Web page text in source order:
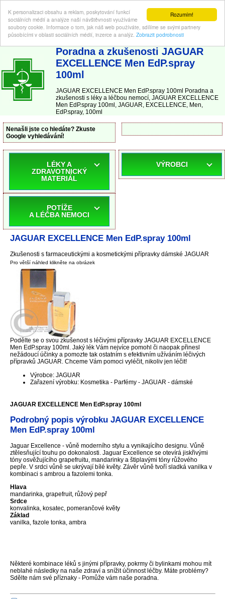
Rozumím!
K personalizaci obsahu a reklam, poskytování funkcí
sociálních médií a analýze naší návštěvnosti využíváme
soubory cookie. Informace o tom, jak náš web používáte, sdílíme se svými partnery
působícími v oblasti sociálních médií, inzerce a analýz. Zobrazit podrobnosti
ABC-LEKARNA.cz | Poradna a zkušenosti s léky a léčbou nemocí
Poradna a zkušenosti JAGUAR
EXCELLENCE Men EdP.spray
100ml
JAGUAR EXCELLENCE Men EdP.spray 100ml Poradna a
zkušenosti s léky a léčbou nemocí, JAGUAR EXCELLENCE
Men EdP.spray 100ml, JAGUAR, EXCELLENCE, Men,
EdP.spray, 100ml
Nenašli jste co hledáte? Zkuste
Google vyhledávání!
LÉKY A
ZDRAVOTNICKÝ
MATERIÁL
POTÍŽE
A LÉČBA NEMOCI
VÝROBCI
JAGUAR EXCELLENCE Men EdP.spray 100ml
Zkušenosti s farmaceutickými a kosmetickými přípravky dámské JAGUAR
Pro větší náhled klikněte na obrázek
Podělte se o svou zkušenost s léčivými přípravky JAGUAR EXCELLENCE
Men EdP.spray 100ml. Jaký lék Vám nejvíce pomohl či naopak přinesl
nežádoucí účinky a pomozte tak ostatním s efektivním užíváním léčivých
přípravků JAGUAR. Chceme Vám pomoci vyléčit, nikoliv jen léčit!
Výrobce: JAGUAR
Zařazení výrobku: Kosmetika - Parfémy - JAGUAR - dámské
JAGUAR EXCELLENCE Men EdP.spray 100ml
Podrobný popis výrobku JAGUAR EXCELLENCE
Men EdP.spray 100ml
Jaguar Excellence - vůně moderního stylu a vynikajícího designu. Vůně
ztělesňující touhu po dokonalosti. Jaguar Excellence se otevírá jiskřivými
tóny osvěžujícího grapefruitu, mandarinky a štiplavými tóny růžového
pepře. V srdci vůně se ukrývají bílé květy. Závěr vůně tvoří sladká vanilka v
kombinaci s ambrou a fazolemi tonka.
Hlava
mandarinka, grapefruit, růžový pepř
Srdce
konvalinka, kosatec, pomerančové květy
Základ
vanilka, fazole tonka, ambra
Některé kombinace léků s jinými přípravky, pokrmy či bylinkami mohou mít
neblahé následky na naše zdraví a snížit účinnost léčby. Máte problémy?
Sdělte nám své příznaky - Pomůže vám naše poradna.